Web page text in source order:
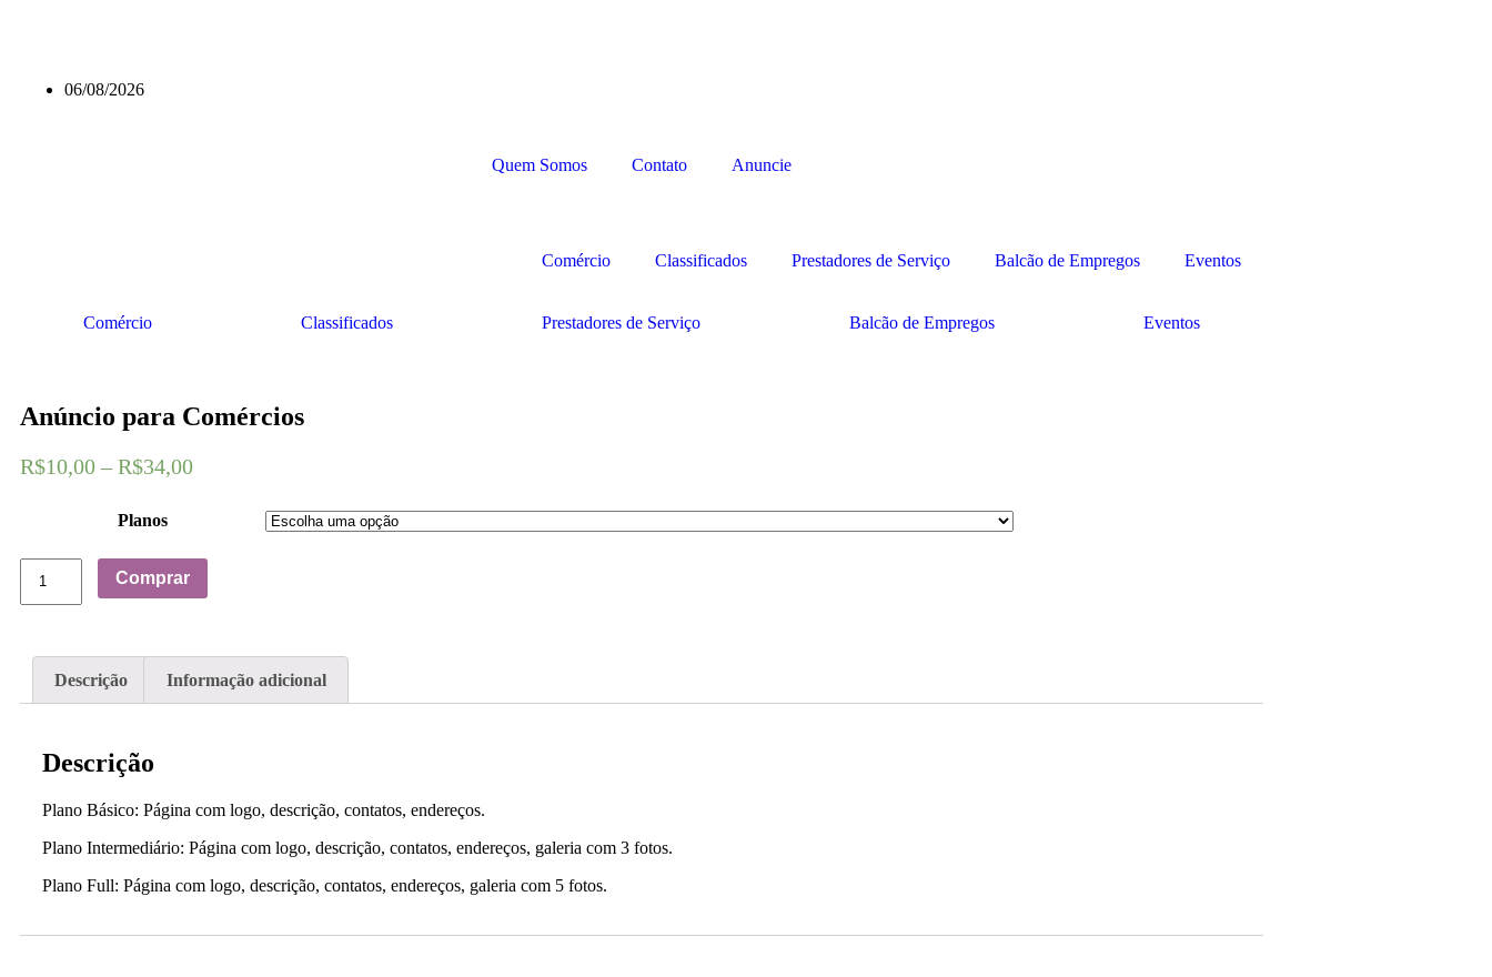
06/08/2026
Quem Somos Contato Anuncie
Comércio Classificados Prestadores de Serviço Balcão de Empregos Eventos
Comércio Classificados Prestadores de Serviço Balcão de Empregos Eventos
Anúncio para Comércios
R$10,00 – R$34,00
Planos
para
Comércios
Comprar
Descrição Informação adicional
Descrição
Plano Básico: Página com logo, descrição, contatos, endereços.
Plano Intermediário: Página com logo, descrição, contatos, endereços, galeria com 3 fotos.
Plano Full: Página com logo, descrição, contatos, endereços, galeria com 5 fotos.